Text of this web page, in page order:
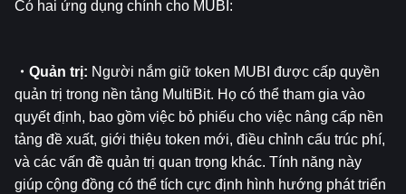
Có hai ứng dụng chính cho MUBI:
・Quản trị: Người nắm giữ token MUBI được cấp quyền
quản trị trong nền tảng MultiBit. Họ có thể tham gia vào
quyết định, bao gồm việc bỏ phiếu cho việc nâng cấp nền
tảng đề xuất, giới thiệu token mới, điều chỉnh cấu trúc phí,
và các vấn đề quản trị quan trọng khác. Tính năng này
giúp cộng đồng có thể tích cực định hình hướng phát triển